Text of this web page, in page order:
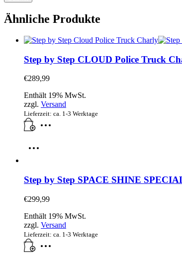
Ähnliche Produkte
Step by Step CLOUD Police Truck
€289,99
Enthält 19% MwSt.
zzgl. Versand
Lieferzeit: ca. 1-3 Werktage
Step by Step SPACE SHINE
€299,99
Enthält 19% MwSt.
zzgl. Versand
Lieferzeit: ca. 1-3 Werktage